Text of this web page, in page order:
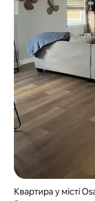
Квартира у місті